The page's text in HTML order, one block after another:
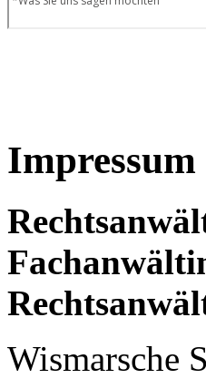
Impressum
Wismarsche